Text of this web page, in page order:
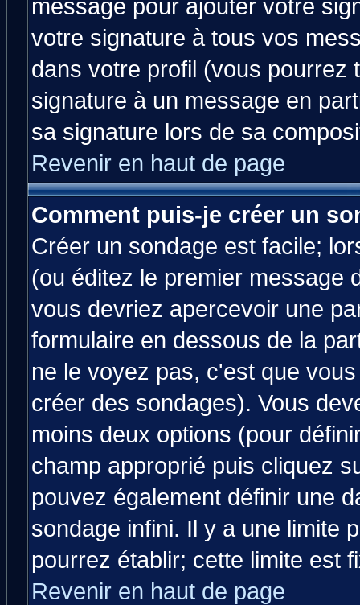
message pour ajouter votre
votre signature à tous vos
dans votre profil (vous pourrez
signature à un message en
sa signature lors de sa
Revenir en haut de page
Comment puis-je créer un
Créer un sondage est facile;
(ou éditez le premier message
vous devriez apercevoir une
formulaire en dessous de la
ne le voyez pas, c'est que
créer des sondages). Vous
moins deux options (pour
champ approprié puis cliquez
pouvez également définir une
sondage infini. Il y a une limite
pourrez établir; cette limite est
Revenir en haut de page